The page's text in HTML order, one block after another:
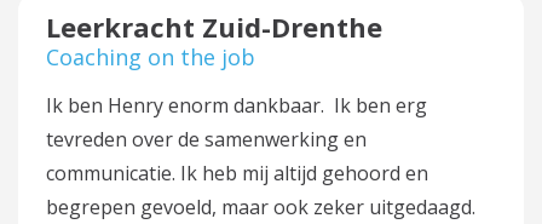
Leerkracht Zuid-Drenthe
Coaching on the job
Ik ben Henry enorm dankbaar. Ik ben erg
tevreden over de samenwerking en
communicatie. Ik heb mij altijd gehoord en
begrepen gevoeld, maar ook zeker uitgedaagd.